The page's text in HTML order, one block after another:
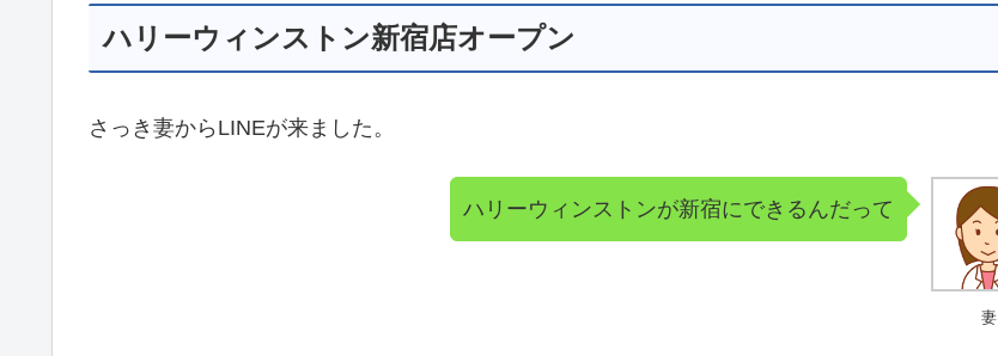
ハリーウィンストン新宿店オープン
さっき妻からLINEが来ました。
妻
ハリーウィンストンが新宿にできるんだって